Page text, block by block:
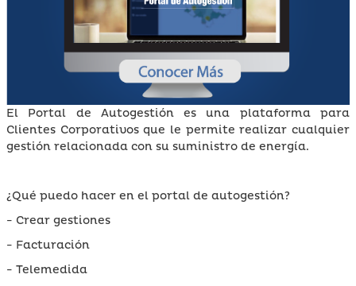
El Portal de Autogestión es una plataforma para
Clientes Corporativos que le permite realizar cualquier
gestión relacionada con su suministro de energía.
¿Qué puedo hacer en el portal de autogestión?
- Crear gestiones
- Facturación
- Telemedida